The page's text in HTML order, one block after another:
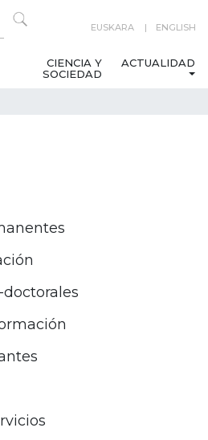
EUSKARA ENGLISH
CIENCIA Y
SOCIEDAD
ACTUALIDAD